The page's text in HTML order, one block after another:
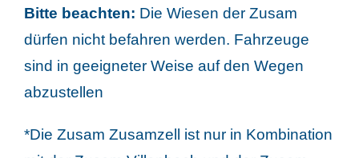
Bitte beachten: Die Wiesen der Zusam
dürfen nicht befahren werden. Fahrzeuge
sind in geeigneter Weise auf den Wegen
abzustellen
*Die Zusam Zusamzell ist nur in Kombination